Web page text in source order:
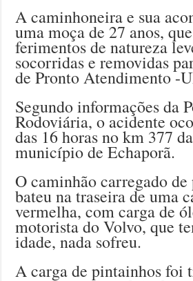
A caminhoneira e sua
uma moça de 27 anos,
ferimentos de natureza
socorridas e removidas
de Pronto Atendimento -
Segundo informações da
Rodoviária, o acidente
das 16 horas no km 377
município de Echaporã.
O caminhão carregado
bateu na traseira de uma
vermelha, com carga de
motorista do Volvo, que
idade, nada sofreu.
A carga de pintainhos foi